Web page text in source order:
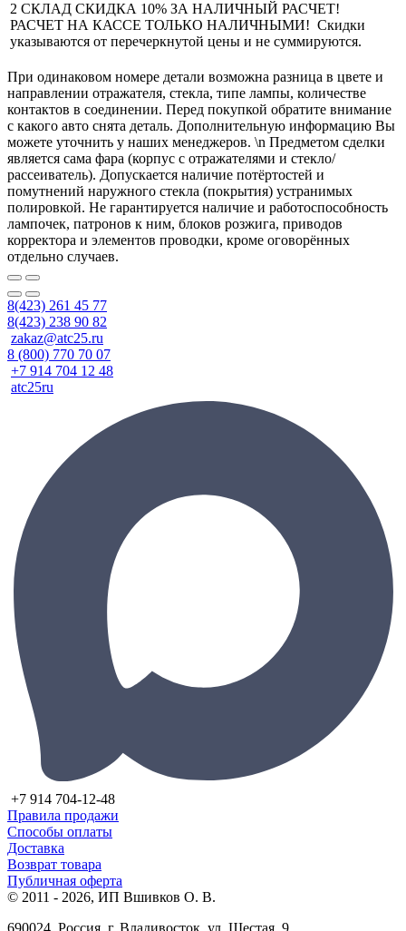
2 СКЛАД СКИДКА 10% ЗА НАЛИЧНЫЙ РАСЧЕТ!
РАСЧЕТ НА КАССЕ ТОЛЬКО НАЛИЧНЫМИ! Скидки
указываются от перечеркнутой цены и не суммируются.
При одинаковом номере детали возможна разница в цвете и
направлении отражателя, стекла, типе лампы, количестве
контактов в соединении. Перед покупкой обратите внимание
с какого авто снята деталь. Дополнительную информацию Вы
можете уточнить у наших менеджеров. \n Предметом сделки
является сама фара (корпус с отражателями и стекло/
рассеиватель). Допускается наличие потёртостей и
помутнений наружного стекла (покрытия) устранимых
полировкой. Не гарантируется наличие и работоспособность
лампочек, патронов к ним, блоков розжига, приводов
корректора и элементов проводки, кроме оговорённых
отдельно случаев.
8(423) 261 45 77
8(423) 238 90 82
zakaz@atc25.ru
8 (800) 770 70 07
+7 914 704 12 48
atc25ru
+7 914 704-12-48
Правила продажи
Способы оплаты
Доставка
Возврат товара
Публичная оферта
© 2011 - 2026, ИП Вшивков О. В.